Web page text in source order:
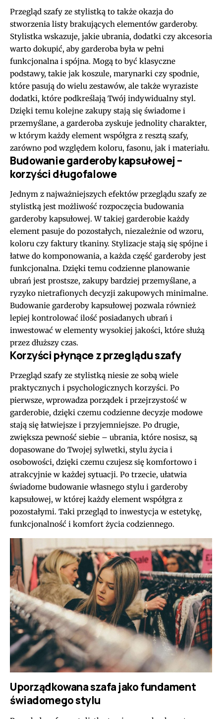
Przegląd szafy ze stylistką to także okazja do
stworzenia listy brakujących elementów garderoby.
Stylistka wskazuje, jakie ubrania, dodatki czy akcesoria
warto dokupić, aby garderoba była w pełni
funkcjonalna i spójna. Mogą to być klasyczne
podstawy, takie jak koszule, marynarki czy spodnie,
które pasują do wielu zestawów, ale także wyraziste
dodatki, które podkreślają Twój indywidualny styl.
Dzięki temu kolejne zakupy stają się świadome i
przemyślane, a garderoba zyskuje jednolity charakter,
w którym każdy element współgra z resztą szafy,
zarówno pod względem koloru, fasonu, jak i materiału.
Budowanie garderoby kapsułowej –
korzyści długofalowe
Jednym z najważniejszych efektów przeglądu szafy ze
stylistką jest możliwość rozpoczęcia budowania
garderoby kapsułowej. W takiej garderobie każdy
element pasuje do pozostałych, niezależnie od wzoru,
koloru czy faktury tkaniny. Stylizacje stają się spójne i
łatwe do komponowania, a każda część garderoby jest
funkcjonalna. Dzięki temu codzienne planowanie
ubrań jest prostsze, zakupy bardziej przemyślane, a
ryzyko nietrafionych decyzji zakupowych minimalne.
Budowanie garderoby kapsułowej pozwala również
lepiej kontrolować ilość posiadanych ubrań i
inwestować w elementy wysokiej jakości, które służą
przez dłuższy czas.
Korzyści płynące z przeglądu szafy
Przegląd szafy ze stylistką niesie ze sobą wiele
praktycznych i psychologicznych korzyści. Po
pierwsze, wprowadza porządek i przejrzystość w
garderobie, dzięki czemu codzienne decyzje modowe
stają się łatwiejsze i przyjemniejsze. Po drugie,
zwiększa pewność siebie – ubrania, które nosisz, są
dopasowane do Twojej sylwetki, stylu życia i
osobowości, dzięki czemu czujesz się komfortowo i
atrakcyjnie w każdej sytuacji. Po trzecie, ułatwia
świadome budowanie własnego stylu i garderoby
kapsułowej, w której każdy element współgra z
pozostałymi. Taki przegląd to inwestycja w estetykę,
funkcjonalność i komfort życia codziennego.
Uporządkowana szafa jako fundament
świadomego stylu